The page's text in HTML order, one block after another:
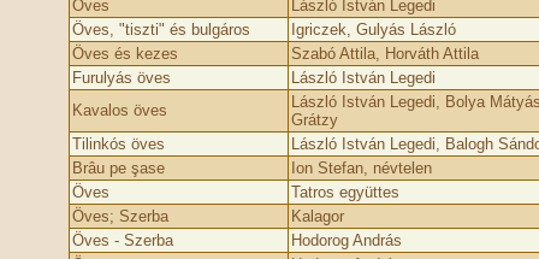
Öves
László István Legedi
Öves, "tiszti" és bulgáros
Igriczek, Gulyás László
Öves és kezes
Szabó Attila, Horváth Attila
Furulyás öves
László István Legedi
Kavalos öves
László István Legedi, Bolya
Grátzy
Tilinkós öves
László István Legedi, Balogh
Brâu pe şase
Ion Stefan, névtelen
Öves
Tatros együttes
Öves; Szerba
Kalagor
Öves - Szerba
Hodorog András